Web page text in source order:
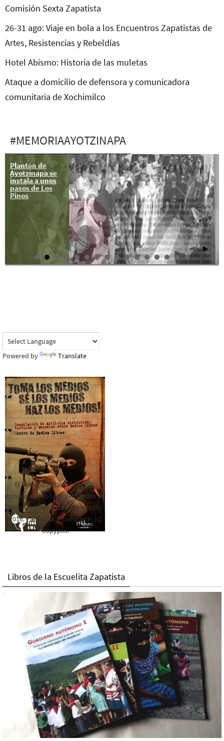
Comisión Sexta Zapatista
26-31 ago: Viaje en bola a los Encuentros Zapatistas de
Artes, Resistencias y Rebeldías
Hotel Abismo: Historia de las muletas
Ataque a domicilio de defensora y comunicadora
comunitaria de Xochimilco
#MEMORIAAYOTZINAPA
Plantón de
Ayotzinapa se
instala a unos
pasos de Los
Pinos
26 jul: 130
Acción global
por Ayotzinapa
Powered by Translate
El Rebozo, Palapa Editorial,
publica este folleto del Centro de
Medios Libres. Esta es la edición
2016. Para rolar y compartir. (c)
Copyplis.
Libros de la Escuelita Zapatista